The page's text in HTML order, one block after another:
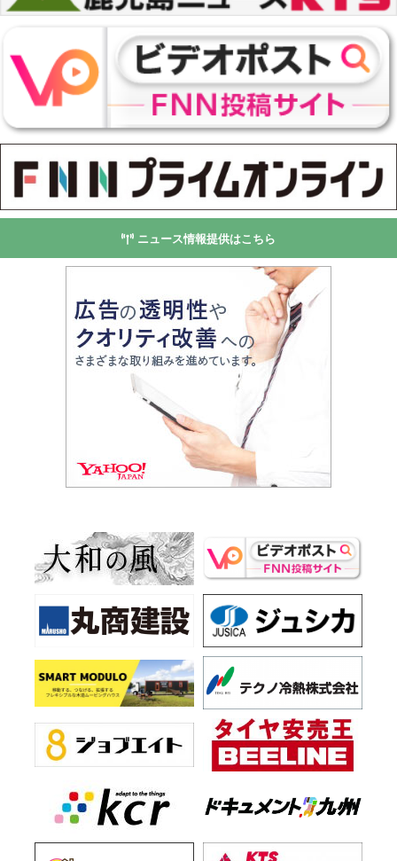
ニュース情報提供はこちら